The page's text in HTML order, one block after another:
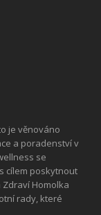
je věnováno
a poradenství v
se
cílem poskytnout
Homolka
rady, které